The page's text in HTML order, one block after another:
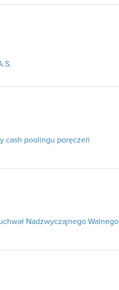
cash poolingu poręczeń
Nadzwyczajnego Walnego